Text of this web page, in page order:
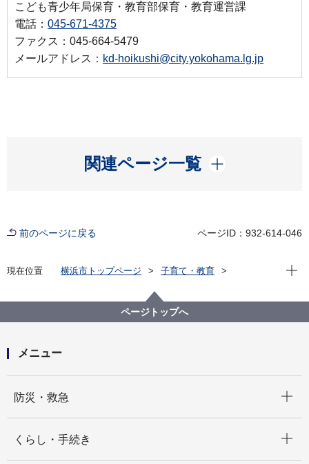
こども青少年局保育・教育部保育・教育運営課
電話： 045-671-4375
ファクス：045-664-5479
メールアドレス： kd-hoikushi@city.yokohama.lg.jp
関連ページ一覧
開く
前のページに戻る ページID：932-614-046
現在位置 横浜市トップページ
子育て・教育
待機児童対策
保育士確保の施策
保育士になりたい方向けの取組
現在
ページトップへ
メニュー
防災・救急
くらし・手続き